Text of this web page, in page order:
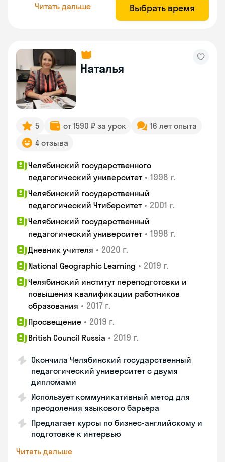
Читать дальше Выбрать время
Наталья
5 от 1590 ₽ за урок
16 лет опыта
4 отзыва
Челябинский государственного
педагогический университет • 1998 г.
Челябинский государственный
педагогический Чтиберситет • 2001 г.
Челябинский государственный
педагогический университет • 1998 г.
Дневник учителя • 2020 г.
National Geographic Learning • 2019 г.
Челябинский институт переподготовки и
повышения квалификации работников
образования • 2017 г.
Просвещение • 2019 г.
British Council Russia • 2019 г.
Окончила Челябинский государственный
педагогический университет с двумя
дипломами
Использует коммуникативный метод для
преодоления языкового барьера
Предлагает курсы по бизнес-английскому и
подготовке к интервью
Читать дальше